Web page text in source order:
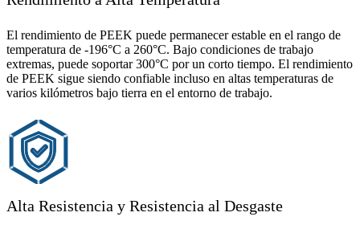
El rendimiento de PEEK puede permanecer estable en el rango de
temperatura de -196°C a 260°C. Bajo condiciones de trabajo
extremas, puede soportar 300°C por un corto tiempo. El rendimiento
de PEEK sigue siendo confiable incluso en altas temperaturas de
varios kilómetros bajo tierra en el entorno de trabajo.
Alta Resistencia y Resistencia al Desgaste